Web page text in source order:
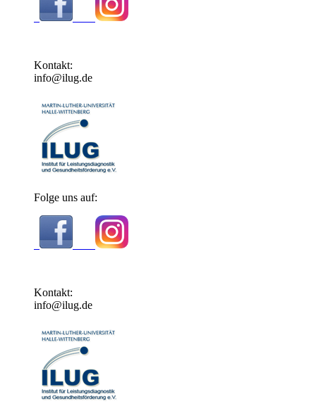
Kontakt:
info@ilug.de
Folge uns auf:
Kontakt:
info@ilug.de